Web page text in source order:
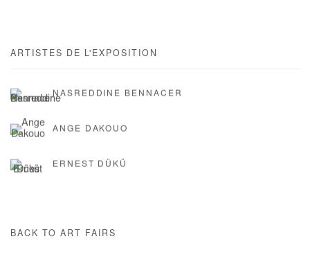
ARTISTES DE L'EXPOSITION
NASREDDINE BENNACER
ANGE DAKOUO
ERNEST DÜKÜ
BACK TO ART FAIRS